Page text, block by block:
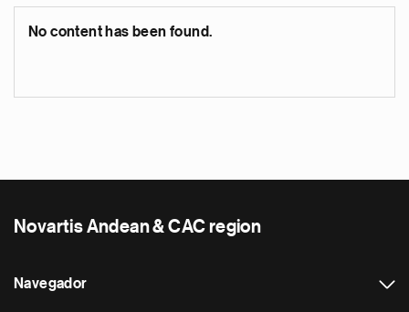
No content has been found.
Novartis Andean & CAC region
Navegador